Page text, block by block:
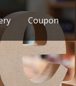
Coupon